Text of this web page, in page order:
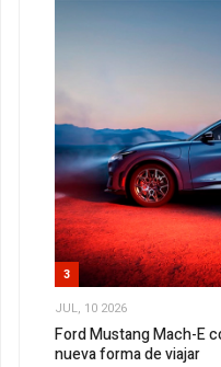
3
JUL, 10 2026
Ford Mustang Mach-E
nueva forma de viajar